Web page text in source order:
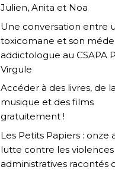
Julien, Anita et Noa
Une conversation entre
toxicomane et son
addictologue au CSAPA
Virgule
Accéder à des livres, de la
musique et des films
gratuitement !
Les Petits Papiers : onze
lutte contre les violences
administratives racontés